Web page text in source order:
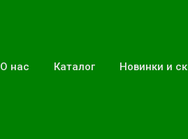
О нас Каталог Новинки и